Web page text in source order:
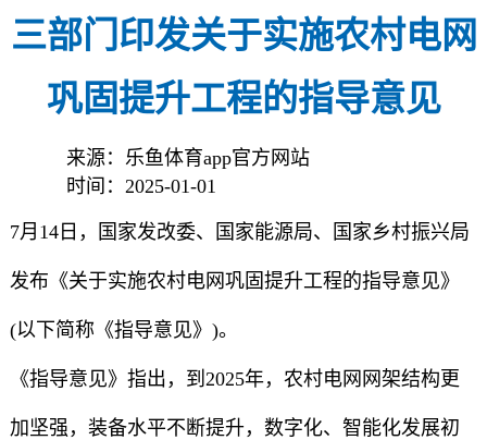
三部门印发关于实施农村电网
巩固提升工程的指导意见
来源：乐鱼体育app官方网站
时间：2025-01-01
7月14日，国家发改委、国家能源局、国家乡村振兴局
发布《关于实施农村电网巩固提升工程的指导意见》
(以下简称《指导意见》)。
《指导意见》指出，到2025年，农村电网网架结构更
加坚强，装备水平不断提升，数字化、智能化发展初